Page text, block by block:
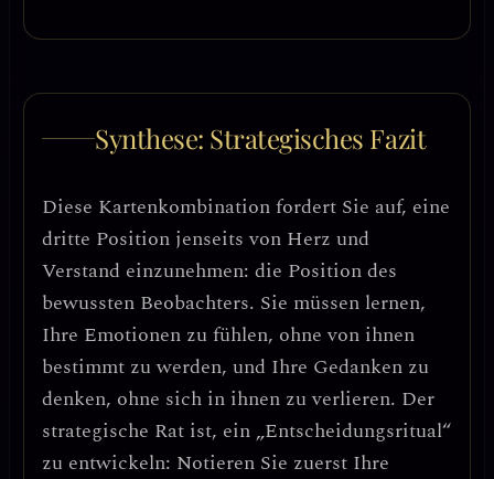
Synthese: Strategisches Fazit
Diese Kartenkombination fordert Sie auf, eine
dritte Position jenseits von Herz und
Verstand einzunehmen: die Position des
bewussten Beobachters. Sie müssen lernen,
Ihre Emotionen zu fühlen, ohne von ihnen
bestimmt zu werden, und Ihre Gedanken zu
denken, ohne sich in ihnen zu verlieren. Der
strategische Rat ist, ein „Entscheidungsritual“
zu entwickeln: Notieren Sie zuerst Ihre